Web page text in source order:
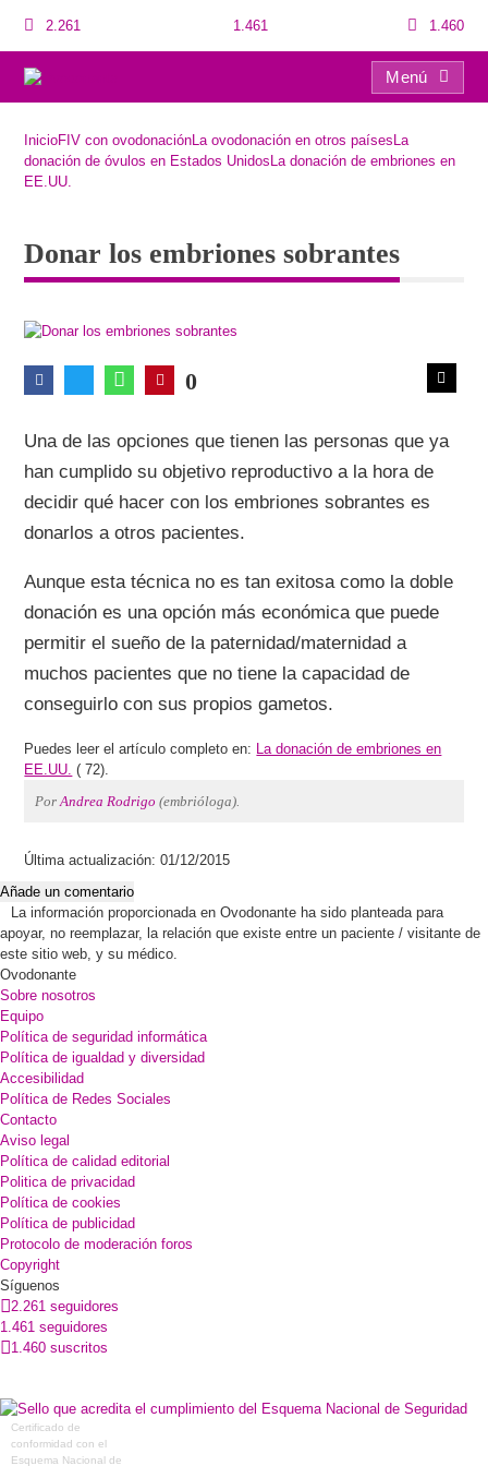
2.261 1.461 1.460
Menú
InicioFIV con ovodonaciónLa ovodonación en otros países La
donación de óvulos en Estados Unidos La donación de embriones en
EE.UU.
Donar los embriones sobrantes
0
Una de las opciones que tienen las personas que ya
han cumplido su objetivo reproductivo a la hora de
decidir qué hacer con los embriones sobrantes es
donarlos a otros pacientes.
Aunque esta técnica no es tan exitosa como la doble
donación es una opción más económica que puede
permitir el sueño de la paternidad/maternidad a
muchos pacientes que no tiene la capacidad de
conseguirlo con sus propios gametos.
Puedes leer el artículo completo en: La donación de embriones en
EE.UU. ( 72).
PorAndrea Rodrigo (embrióloga).
Última actualización: 01/12/2015
Añade un comentario
La información proporcionada en Ovodonante ha sido planteada para
apoyar, no reemplazar, la relación que existe entre un paciente / visitante de
este sitio web, y su médico.
Ovodonante
Sobre nosotros
Equipo
Política de seguridad informática
Política de igualdad y diversidad
Accesibilidad
Política de Redes Sociales
Contacto
Aviso legal
Política de calidad editorial
Politica de privacidad
Política de cookies
Política de publicidad
Protocolo de moderación foros
Copyright
Síguenos
2.261 seguidores
1.461 seguidores
1.460 suscritos
Certificado de
conformidad con el
Esquema Nacional de